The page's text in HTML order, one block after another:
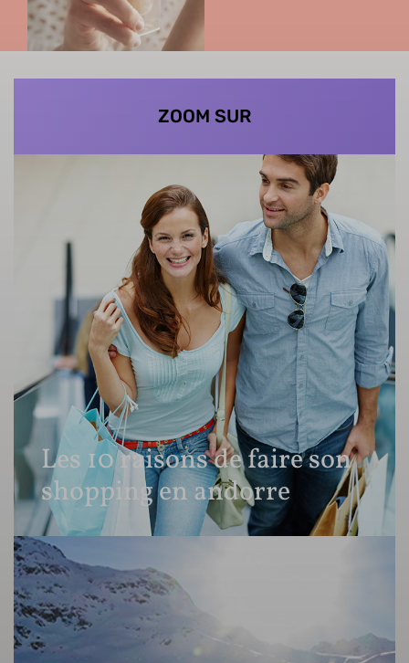
ZOOM SUR
Les 10 raisons de faire son
shopping en andorre